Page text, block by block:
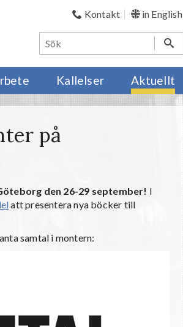
Kontakt in English
Kallelser Aktuellt
på
den 26-29 september! I
att presentera nya böcker till
samtal i montern: